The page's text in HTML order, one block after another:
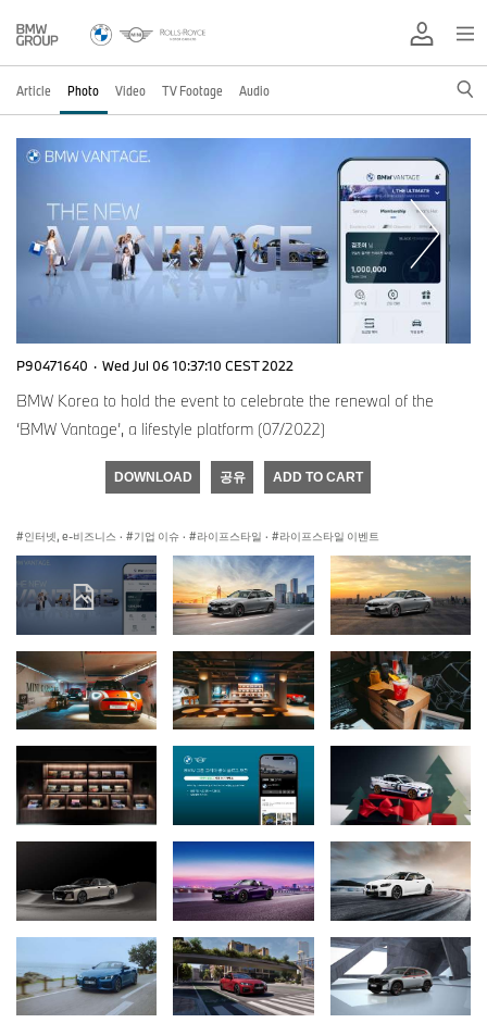
Article Photo Video TV Footage Audio
P90471640 · Wed Jul 06 10:37:10 CEST 2022
BMW Korea to hold the event to celebrate the renewal of the
‘BMW Vantage’, a lifestyle platform (07/2022)
DOWNLOAD 공유 ADD TO CART
인터넷, e-비즈니스 · 기업 이슈 · 라이프스타일 · 라이프스타일 이벤트